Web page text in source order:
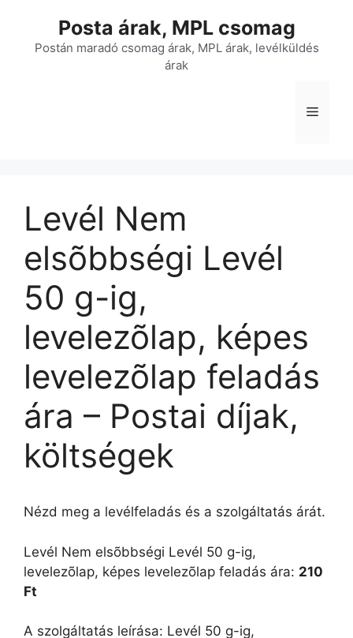
tartalomba
Posta árak, MPL csomag
Postán maradó csomag árak, MPL árak, levélküldés
árak
Menü
Levél Nem
elsõbbségi Levél
50 g-ig,
levelezõlap, képes
levelezõlap feladás
ára – Postai díjak,
költségek
Nézd meg a levélfeladás és a szolgáltatás árát.
Levél Nem elsõbbségi Levél 50 g-ig,
levelezõlap, képes levelezõlap feladás ára: 210
Ft
A szolgáltatás leírása: Levél 50 g-ig,